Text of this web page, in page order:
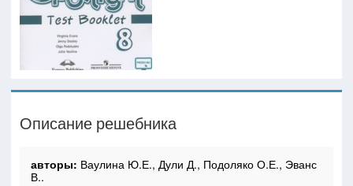
Описание решебника
авторы: Ваулина Ю.Е., Дули Д., Подоляко О.Е., Эванс
В..